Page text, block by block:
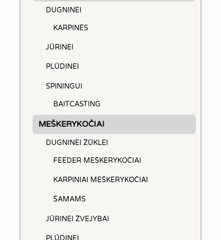
DUGNINEI
KARPINĖS
JŪRINEI
PLŪDINEI
SPININGUI
BAITCASTING
MEŠKERYKOČIAI
DUGNINEI ŽŪKLEI
FEEDER MEŠKERYKOČIAI
KARPINIAI MEŠKERYKOČIAI
ŠAMAMS
JŪRINEI ŽVEJYBAI
PLŪDINEI